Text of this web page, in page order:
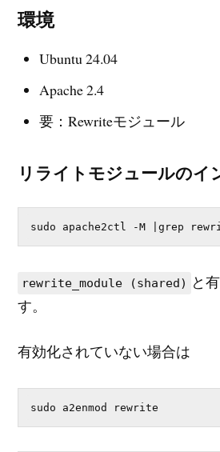
環境
Ubuntu 24.04
Apache 2.4
要：Rewriteモジュール
リライトモジュールのイ
sudo apache2ctl -M |grep
rewrite_module (shared)
と
す。
有効化されていない場合は
sudo a2enmod rewrite